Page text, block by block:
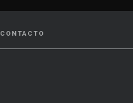
CONTACTO